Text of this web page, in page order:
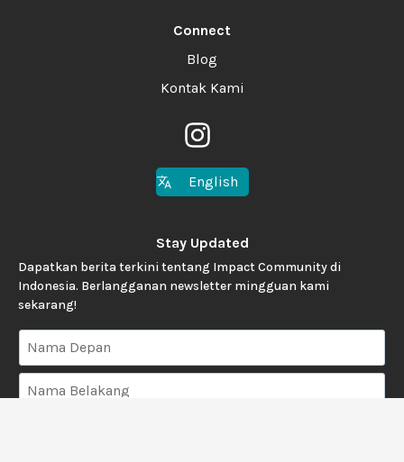
Connect
Blog
Kontak Kami
English
Stay Updated
Dapatkan berita terkini tentang Impact Community di
Indonesia. Berlangganan newsletter mingguan kami
sekarang!